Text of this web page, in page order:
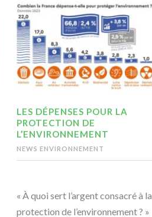
LES DÉPENSES POUR LA
PROTECTION DE
L’ENVIRONNEMENT
NEWS ENVIRONNEMENT
« À quoi sert l’argent consacré à la
protection de l’environnement ? »